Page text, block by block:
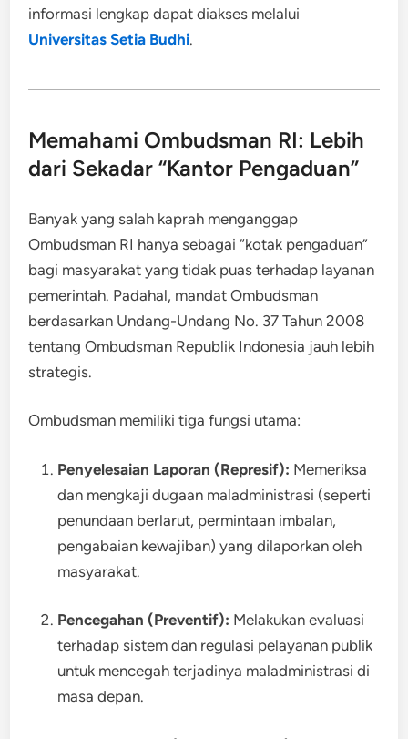
informasi lengkap dapat diakses melalui
Universitas Setia Budhi.
Memahami Ombudsman RI: Lebih
dari Sekadar “Kantor Pengaduan”
Banyak yang salah kaprah menganggap
Ombudsman RI hanya sebagai “kotak pengaduan”
bagi masyarakat yang tidak puas terhadap layanan
pemerintah. Padahal, mandat Ombudsman
berdasarkan Undang-Undang No. 37 Tahun 2008
tentang Ombudsman Republik Indonesia jauh lebih
strategis.
Ombudsman memiliki tiga fungsi utama:
Penyelesaian Laporan (Represif): Memeriksa
dan mengkaji dugaan maladministrasi (seperti
penundaan berlarut, permintaan imbalan,
pengabaian kewajiban) yang dilaporkan oleh
masyarakat.
Pencegahan (Preventif): Melakukan evaluasi
terhadap sistem dan regulasi pelayanan publik
untuk mencegah terjadinya maladministrasi di
masa depan.